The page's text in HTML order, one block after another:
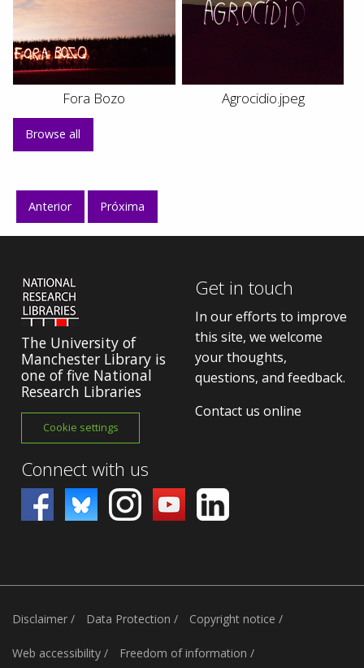
Fora Bozo Agrocidio.jpeg
Browse all
Anterior Próxima
The University of
Manchester Library is
one of five National
Research Libraries
Cookie settings
Get in touch
In our efforts to improve
this site, we welcome
your thoughts,
questions, and feedback.
Contact us online
Connect with us
Disclaimer / Data Protection / Copyright notice /
Web accessibility / Freedom of information /